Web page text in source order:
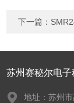
下一篇：
苏州赛秘尔电子
地址：苏州